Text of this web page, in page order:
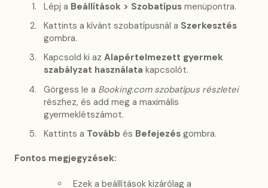
Lépj a Beállítások > Szobatípus menüpontra.
Kattints a kívánt szobatípusnál a Szerkesztés
gombra.
Kapcsold ki az Alapértelmezett gyermek
szabályzat használata kapcsolót.
Görgess le a Booking.com szobatípus részletei
részhez, és add meg a maximális
gyermeklétszámot.
Kattints a Tovább és Befejezés gombra.
Fontos megjegyzések:
Ezek a beállítások kizárólag a